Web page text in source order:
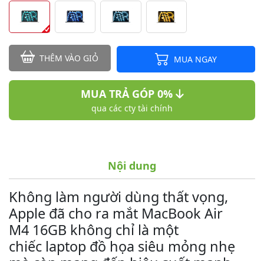
THÊM VÀO GIỎ MUA NGAY
MUA TRẢ GÓP 0%
qua các cty tài chính
Nội dung
Không làm người dùng thất vọng,
Apple đã cho ra mắt MacBook Air
M4 16GB không chỉ là một
chiếc laptop đồ họa siêu mỏng nhẹ